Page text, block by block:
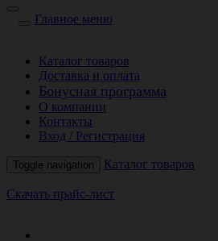
Главное меню
Каталог товаров
Доставка и оплата
Бонусная программа
О компании
Контакты
Вход / Регистрация
Toggle navigation Каталог товаров
Скачать прайс-лист